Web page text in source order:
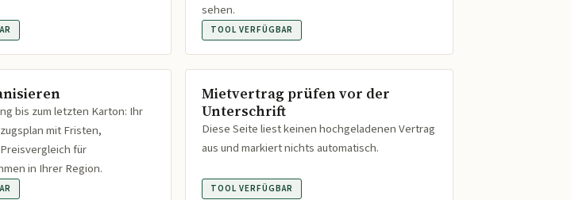
sehen.
TOOL VERFÜGBAR
bis zum letzten Karton: Ihr
mit Fristen,
für
in Ihrer Region.
Mietvertrag prüfen vor der
Unterschrift
Diese Seite liest keinen hochgeladenen Vertrag
aus und markiert nichts automatisch.
TOOL VERFÜGBAR